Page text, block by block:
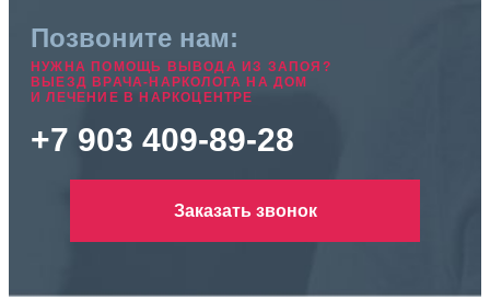
Позвоните нам:
НУЖНА ПОМОЩЬ ВЫВОДА ИЗ ЗАПОЯ?
ВЫЕЗД ВРАЧА-НАРКОЛОГА НА ДОМ
И ЛЕЧЕНИЕ В НАРКОЦЕНТРЕ
+7 903 409-89-28
Заказать звонок